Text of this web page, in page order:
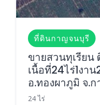
ที่ดินกาญจนบุรี
ขายสวนทุเรีย
เนื้อที่24ไร่1งา
อ.ทองผาภูมิ จ.
24 ไร่